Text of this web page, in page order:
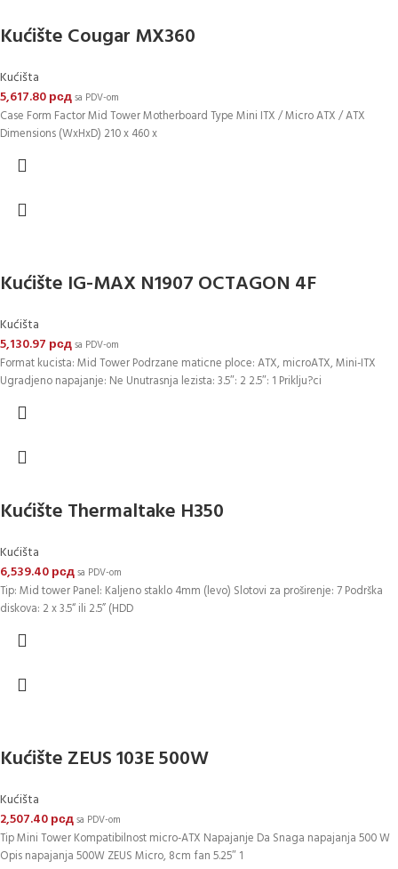
Kućište Cougar MX360
Kućišta
5,617.80рсдsa PDV-om
Case Form Factor Mid Tower Motherboard Type Mini ITX / Micro ATX / ATX
Dimensions (WxHxD) 210 x 460 x
Kućište IG-MAX N1907 OCTAGON 4F
Kućišta
5,130.97 рсдsa PDV-om
Format kucista: Mid Tower Podrzane maticne ploce: ATX, microATX, Mini-ITX
Ugradjeno napajanje: Ne Unutrasnja lezista: 3.5″: 2 2.5″: 1 Priklju?ci
Kućište Thermaltake H350
Kućišta
6,539.40рсдsa PDV-om
Tip: Mid tower Panel: Kaljeno staklo 4mm (levo) Slotovi za proširenje: 7 Podrška
diskova: 2 x 3.5“ ili 2.5” (HDD
Kućište ZEUS 103E 500W
Kućišta
2,507.40рсдsa PDV-om
Tip Mini Tower Kompatibilnost micro-ATX Napajanje Da Snaga napajanja 500 W
Opis napajanja 500W ZEUS Micro, 8cm fan 5.25″ 1